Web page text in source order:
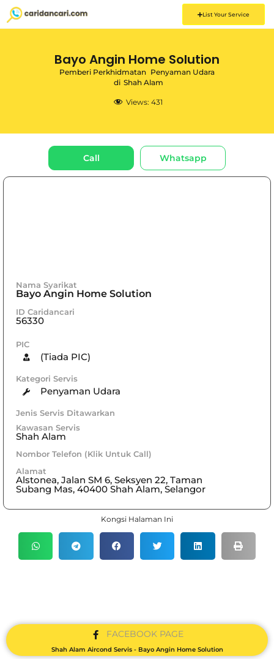
List Your Service
Bayo Angin Home Solution
Pemberi Perkhidmatan Penyaman Udara
di Shah Alam
Views: 431
Call Whatsapp
Nama Syarikat
Bayo Angin Home Solution
ID Caridancari
56330
PIC
(Tiada PIC)
Kategori Servis
Penyaman Udara
Jenis Servis Ditawarkan
Kawasan Servis
Shah Alam
Nombor Telefon (Klik Untuk Call)
Alamat
Alstonea, Jalan SM 6, Seksyen 22, Taman
Subang Mas, 40400 Shah Alam, Selangor
Kongsi Halaman Ini
FACEBOOK PAGE
Shah Alam Aircond Servis - Bayo Angin Home Solution